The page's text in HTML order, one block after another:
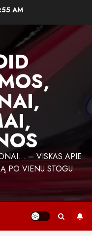
AM
– VISKAS APIE
PO VIENU STOGU.